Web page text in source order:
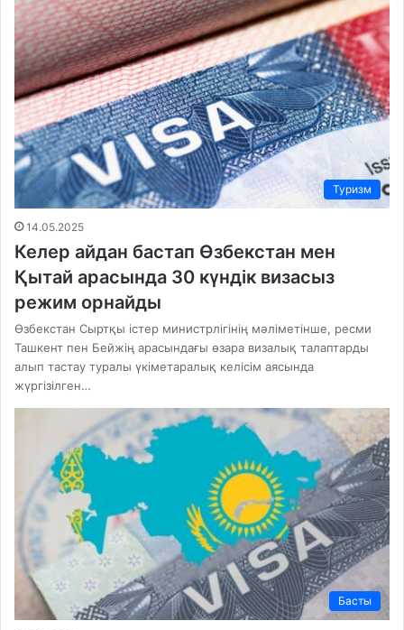
Туризм
14.05.2025
Келер айдан бастап Өзбекстан мен
Қытай арасында 30 күндік визасыз
режим орнайды
Өзбекстан Сыртқы істер министрлігінің мәліметінше, ресми
Ташкент пен Бейжің арасындағы өзара визалық талаптарды
алып тастау туралы үкіметаралық келісім аясында
жүргізілген…
Басты